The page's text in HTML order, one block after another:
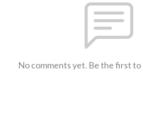
No comments yet. Be the first to